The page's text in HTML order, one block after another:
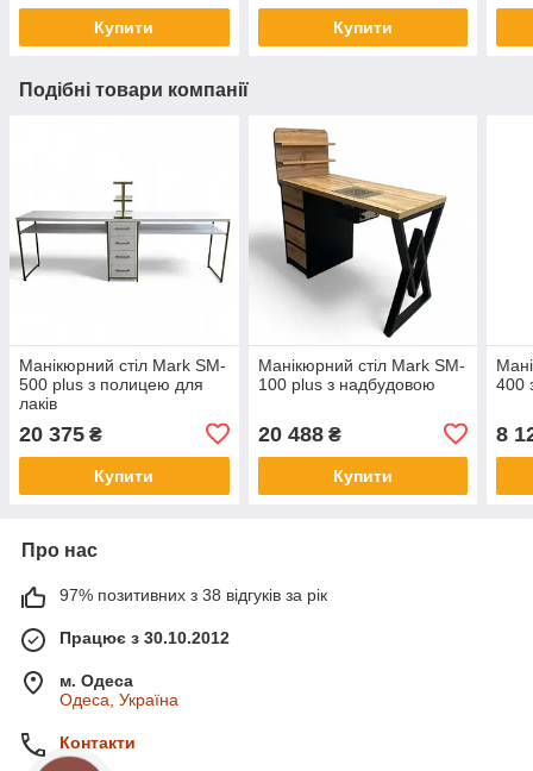
Купити Купити
Подібні товари компанії
Манікюрний стіл Mark SM-
500 plus з полицею для
лаків
20 375 ₴
Купити
Манікюрний стіл Mark SM-
100 plus з надбудовою
20 488₴
Купити
400
8
Про нас
97% позитивних з 38 відгуків за рік
Працює з 30.10.2012
м. Одеса
Одеса, Україна
Контакти